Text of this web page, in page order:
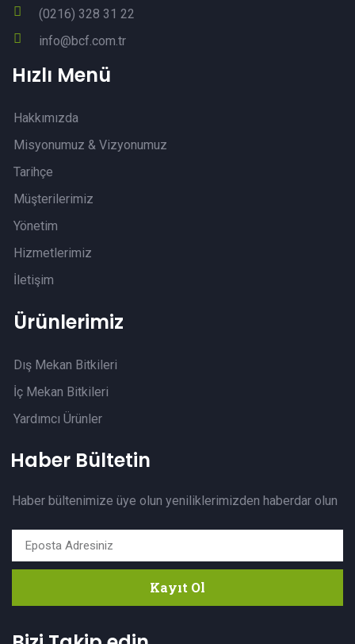
(0216) 328 31 22
info@bcf.com.tr
Hızlı Menü
Hakkımızda
Misyonumuz & Vizyonumuz
Tarihçe
Müşterilerimiz
Yönetim
Hizmetlerimiz
İletişim
Ürünlerimiz
Dış Mekan Bitkileri
İç Mekan Bitkileri
Yardımcı Ürünler
Haber Bültetin
Haber bültenimize üye olun yeniliklerimizden haberdar olun
Kayıt Ol